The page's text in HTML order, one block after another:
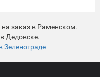
на заказ в Раменском.
Дедовске.
Зеленограде